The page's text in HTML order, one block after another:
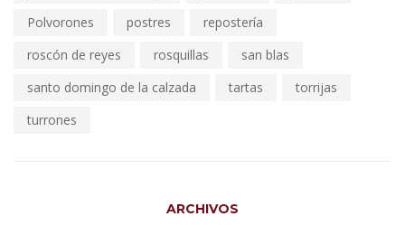
Polvorones
postres
repostería
roscón de reyes
rosquillas
san blas
santo domingo de la calzada
tartas
torrijas
turrones
ARCHIVOS